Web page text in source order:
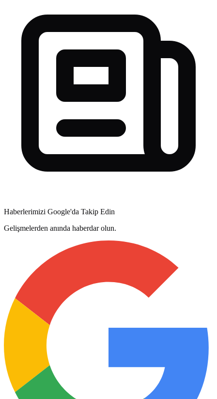
Haberlerimizi Google'da Takip Edin
Gelişmelerden anında haberdar olun.